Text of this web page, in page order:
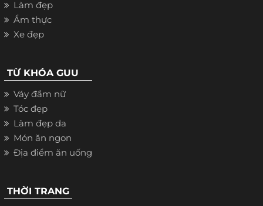
Làm đẹp
Ẩm thực
Xe đẹp
TỪ KHÓA GUU
Váy đầm nữ
Tóc đẹp
Làm đẹp da
Món ăn ngon
Địa điểm ăn uống
THỜI TRANG